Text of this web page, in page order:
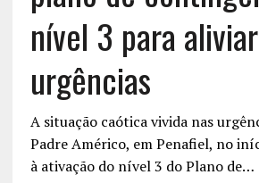
nível 3 para aliviar
urgências
A situação caótica vivida nas
Padre Américo, em Penafiel, no
à ativação do nível 3 do Plano de…